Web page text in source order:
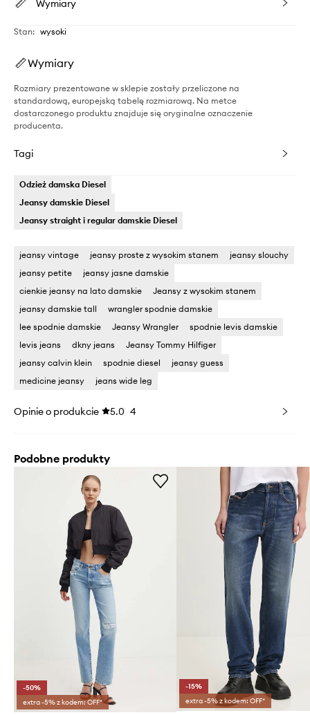
Wymiary
Stan: wysoki
Wymiary
Rozmiary prezentowane w sklepie zostały przeliczone na
standardową, europejską tabelę rozmiarową. Na metce
dostarczonego produktu znajduje się oryginalne oznaczenie
producenta.
Tagi
Odzież damska Diesel
Jeansy damskie Diesel
Jeansy straight i regular damskie Diesel
jeansy vintage jeansy proste z wysokim stanem
jeansy slouchy
jeansy petite
jeansy jasne damskie
cienkie jeansy na lato damskie
Jeansy z wysokim stanem
jeansy damskie tall
wrangler spodnie damskie
lee spodnie damskie
Jeansy Wrangler
spodnie levis damskie
levis jeans
dkny jeans
Jeansy Tommy Hilfiger
jeansy calvin klein
spodnie diesel
jeansy guess
medicine jeansy
jeans wide leg
Opinie o produkcie 5.0 4
Podobne produkty
-50%
extra -5% z kodem: OFF*
-15%
extra -5% z kodem: OFF*